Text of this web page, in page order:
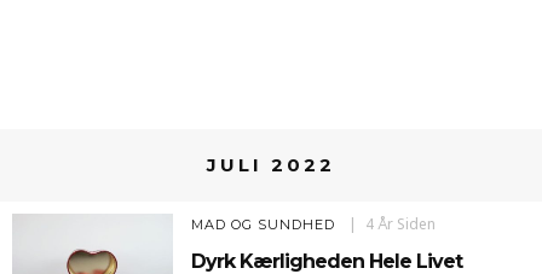
JULI 2022
MAD OG SUNDHED 4 År Siden
Dyrk Kærligheden Hele Livet